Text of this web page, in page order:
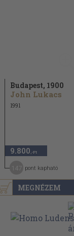
MEGNÉZEM
Budapest, 1900
John Lukacs
1991
9.800 ,-Ft
pont kapható